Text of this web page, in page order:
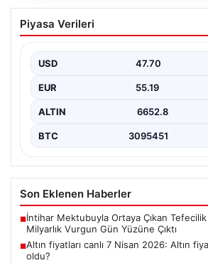
Altın fiyatları canlı 7 Nisan
fiyatları bugün ne kadar
Piyasa Verileri
USD 47.70
EUR 55.19
ALTIN 6652.8
BTC 3095451
Son Eklenen Haberler
■İntihar Mektubuyla Ortaya Çıkan
Milyarlık Vurgun Gün Yüzüne Çıktı
■Altın fiyatları canlı 7 Nisan 2026: Altın
oldu?